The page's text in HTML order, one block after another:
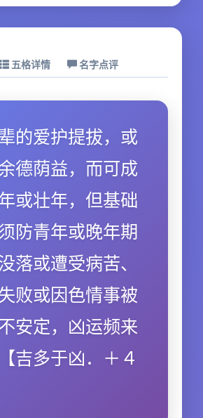
五格详情 名字点评
的爱护提拔，或
德荫益，而可成
或壮年，但基础
防青年或晚年期
落或遭受病苦、
败或因色情事被
安定，凶运频来
吉多于凶．＋４